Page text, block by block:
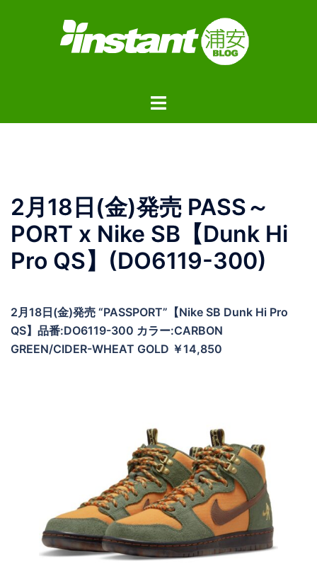
ト
ー
2月18日(金)発売 PASS～
PORT x Nike SB【Dunk Hi
Pro QS】(DO6119-300)
2月18日(金)発売 “PASSPORT”【Nike SB Dunk Hi Pro
QS】品番:DO6119-300 カラー:CARBON
GREEN/CIDER-WHEAT GOLD ￥14,850